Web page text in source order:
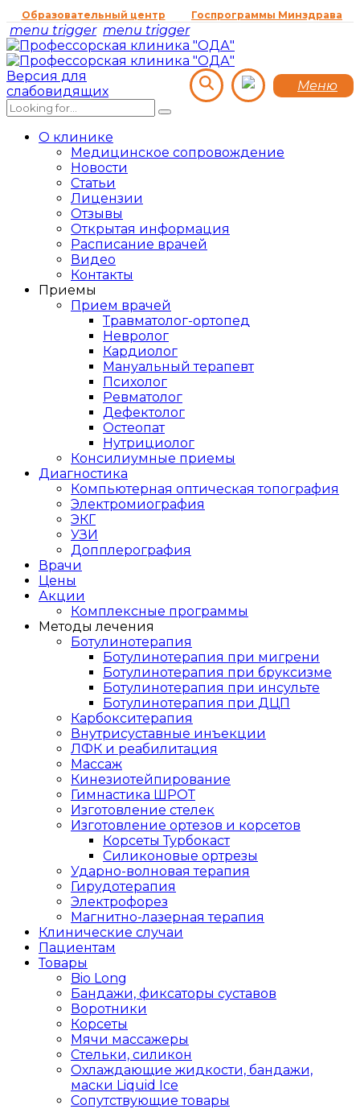
Образовательный центр Госпрограммы Минздрава
menu trigger menu trigger
Меню
Версия для
слабовидящих
О клинике
Медицинское сопровождение
Новости
Статьи
Лицензии
Отзывы
Открытая информация
Расписание врачей
Видео
Контакты
Приемы
Прием врачей
Травматолог-ортопед
Невролог
Кардиолог
Мануальный терапевт
Психолог
Ревматолог
Дефектолог
Остеопат
Нутрициолог
Консилиумные приемы
Диагностика
Компьютерная оптическая топография
Электромиография
ЭКГ
УЗИ
Допплерография
Врачи
Цены
Акции
Комплексные программы
Методы лечения
Ботулинотерапия
Ботулинотерапия при мигрени
Ботулинотерапия при бруксизме
Ботулинотерапия при инсульте
Ботулинотерапия при ДЦП
Карбокситерапия
Внутрисуставные инъекции
ЛФК и реабилитация
Массаж
Кинезиотейпирование
Гимнастика ШРОТ
Изготовление стелек
Изготовление ортезов и корсетов
Корсеты Турбокаст
Силиконовые ортрезы
Ударно-волновая терапия
Гирудотерапия
Электрофорез
Магнитно-лазерная терапия
Клинические случаи
Пациентам
Товары
Bio Long
Бандажи, фиксаторы суставов
Воротники
Корсеты
Мячи массажеры
Стельки, силикон
Охлаждающие жидкости, бандажи,
маски Liquid Ice
Сопутствующие товары